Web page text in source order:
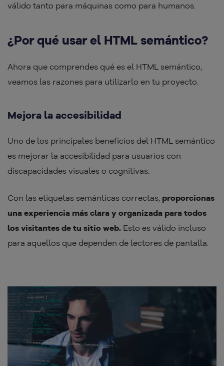
válido tanto para máquinas como para humanos.
¿Por qué usar el HTML semántico?
Ahora que comprendes qué es el HTML semántico,
veamos las razones para utilizarlo en tu proyecto.
Mejora la accesibilidad
Uno de los principales beneficios del HTML semántico
es mejorar la accesibilidad para usuarios con
discapacidades visuales o cognitivas.
Con las etiquetas semánticas correctas, proporcionas
una experiencia más clara y organizada para todos
los visitantes de tu sitio web. Esto es válido incluso
para aquellos que dependen de lectores de pantalla.